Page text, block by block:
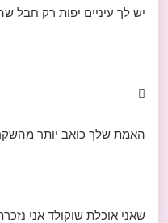
יש לך עיניים יפות רק חבל

האמת שלך כואב יותר
שאני אוכלת שוקולד אני